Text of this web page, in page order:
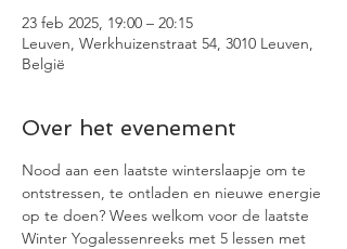
23 feb 2025, 19:00 – 20:15
Leuven, Werkhuizenstraat 54, 3010 Leuven,
België
Over het evenement
Nood aan een laatste winterslaapje om te
ontstressen, te ontladen en nieuwe energie
op te doen? Wees welkom voor de laatste
Winter Yogalessenreeks met 5 lessen met